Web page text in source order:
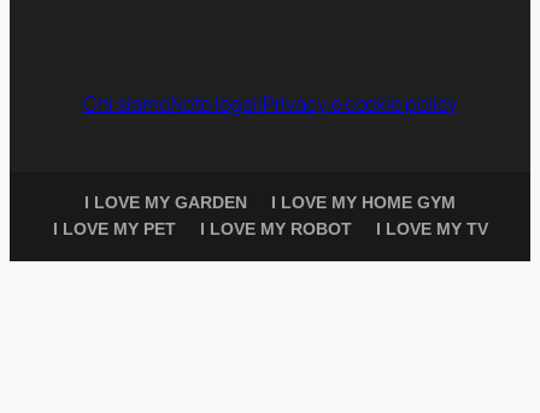
Chi siamoNote legaliPrivacy e cookie policy
I LOVE MY GARDEN
I LOVE MY HOME GYM
I LOVE MY PET
I LOVE MY ROBOT I LOVE MY TV